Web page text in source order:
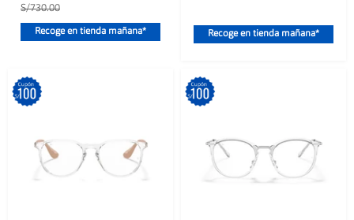
S/730.00
Recoge en tienda mañana* Recoge en tienda mañana*